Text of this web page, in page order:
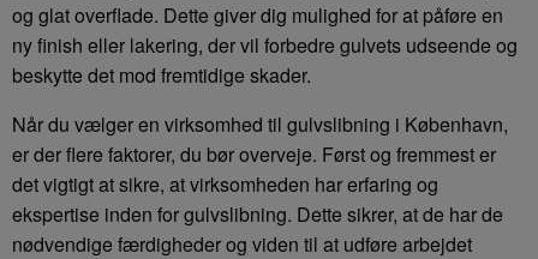
og glat overflade. Dette giver dig mulighed for at påføre en
ny finish eller lakering, der vil forbedre gulvets udseende og
beskytte det mod fremtidige skader.
Når du vælger en virksomhed til gulvslibning i København,
er der flere faktorer, du bør overveje. Først og fremmest er
det vigtigt at sikre, at virksomheden har erfaring og
ekspertise inden for gulvslibning. Dette sikrer, at de har de
nødvendige færdigheder og viden til at udføre arbejdet